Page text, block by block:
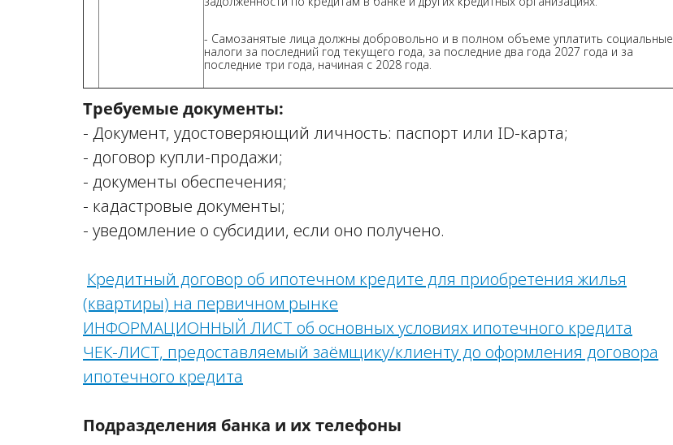
- Самозанятые лица должны добровольно и в полном объеме уплатить социальные
налоги за последний год текущего года, за последние два года 2027 года и за
последние три года, начиная с 2028 года.
Требуемые документы:
- Документ, удостоверяющий личность: паспорт или ID-карта;
- договор купли-продажи;
- документы обеспечения;
- кадастровые документы;
- уведомление о субсидии, если оно получено.
Кредитный договор об ипотечном кредите для приобретения жилья
(квартиры) на первичном рынке
ИНФОРМАЦИОННЫЙ ЛИСТ об основных условиях ипотечного кредита
ЧЕК-ЛИСТ, предоставляемый заёмщику/клиенту до оформления договора
ипотечного кредита
Подразделения банка и их телефоны